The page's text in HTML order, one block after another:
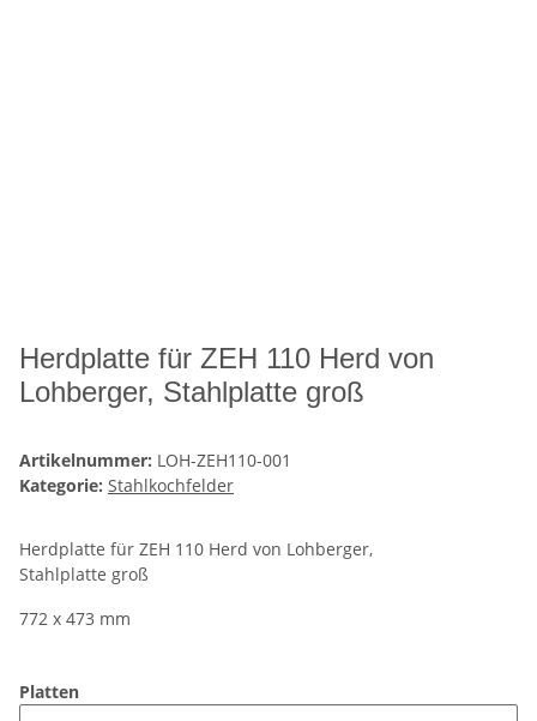
Herdplatte für ZEH 110 Herd von
Lohberger, Stahlplatte groß
Artikelnummer: LOH-ZEH110-001
Kategorie: Stahlkochfelder
Herdplatte für ZEH 110 Herd von Lohberger,
Stahlplatte groß
772 x 473 mm
Platten